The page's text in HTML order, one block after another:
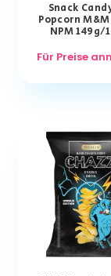
Snack
Popcorn
NPM 149g/
Für Preise